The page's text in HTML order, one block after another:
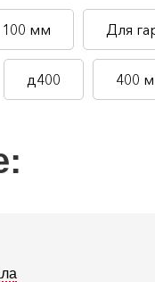
100 мм Для
д400 400